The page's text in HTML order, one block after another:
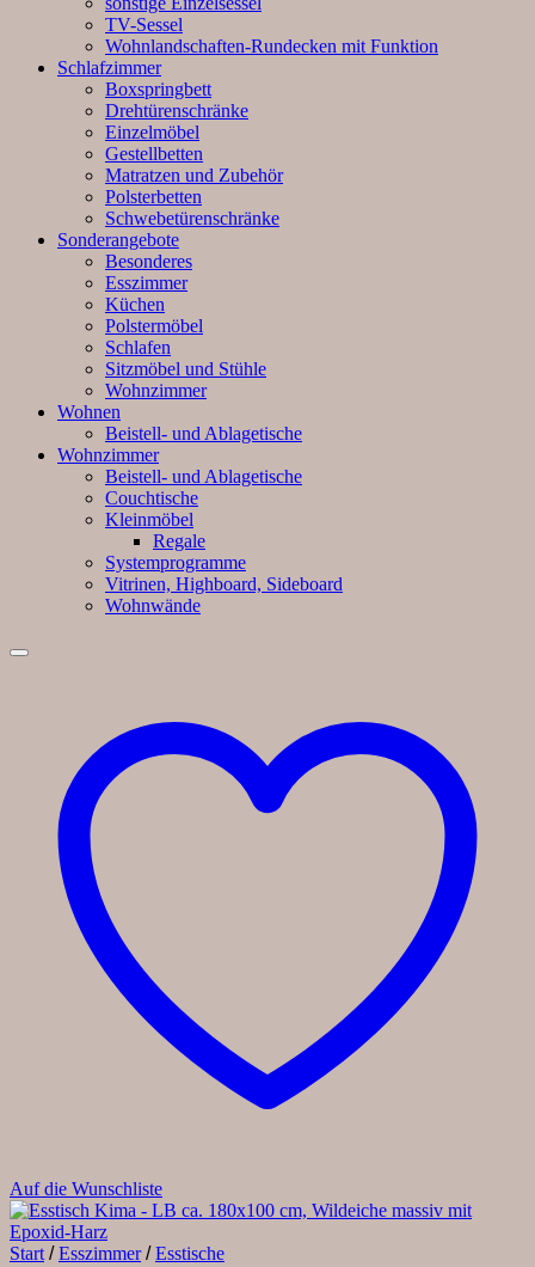
TV-Sessel
Wohnlandschaften-Rundecken mit Funktion
Schlafzimmer
Boxspringbett
Drehtürenschränke
Einzelmöbel
Gestellbetten
Matratzen und Zubehör
Polsterbetten
Schwebetürenschränke
Sonderangebote
Besonderes
Esszimmer
Küchen
Polstermöbel
Schlafen
Sitzmöbel und Stühle
Wohnzimmer
Wohnen
Beistell- und Ablagetische
Wohnzimmer
Beistell- und Ablagetische
Couchtische
Kleinmöbel
Regale
Systemprogramme
Vitrinen, Highboard, Sideboard
Wohnwände
Auf die Wunschliste
Start / Esszimmer / Esstische